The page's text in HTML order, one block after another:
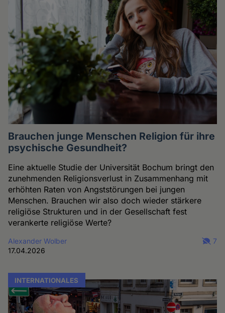
Brauchen junge Menschen Religion für ihre
psychische Gesundheit?
Eine aktuelle Studie der Universität Bochum bringt den
zunehmenden Religionsverlust in Zusammenhang mit
erhöhten Raten von Angststörungen bei jungen
Menschen. Brauchen wir also doch wieder stärkere
religiöse Strukturen und in der Gesellschaft fest
verankerte religiöse Werte?
Alexander Wolber
17.04.2026
7
INTERNATIONALES